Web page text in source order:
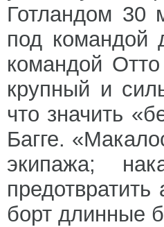
Готландом 30
под командой
командой
крупный и
что значить
Багге.
экипажа;
борт длинные